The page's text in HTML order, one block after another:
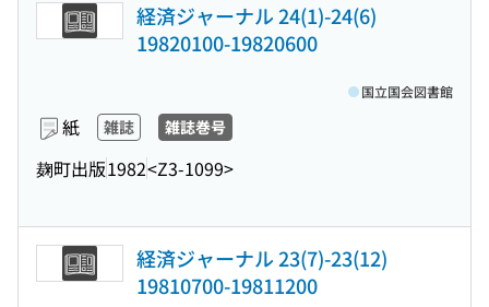
経済ジャーナル 24(1)-24(6)
19820100-19820600
紙 雑誌 雑誌巻号
麹町出版1982<Z3-1099>
国立国会図書館
経済ジャーナル 23(7)-23(12)
19810700-19811200